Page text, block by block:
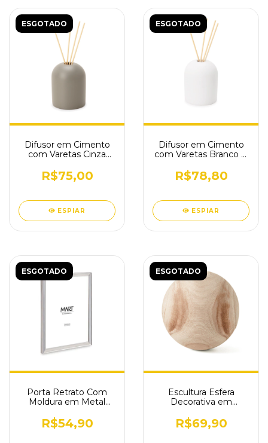
ESGOTADO
Difusor em Cimento
com Varetas Cinza
R$75,00
ESPIAR
ESGOTADO
Difusor em Cimento
com Varetas Branco D
R$78,80
ESPIAR
ESGOTADO
Porta Retrato Com
Moldura em Metal
R$54,90
ESGOTADO
Escultura Esfera
Decorativa em
R$69,90